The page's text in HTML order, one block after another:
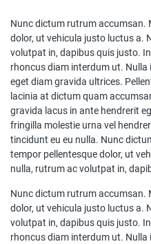
Nunc dictum rutrum accumsan.
dolor, ut vehicula justo luctus a.
volutpat in, dapibus quis justo.
rhoncus diam interdum ut. Nulla
eget diam gravida ultrices.
lacinia at dictum quam
gravida lacus in ante hendrerit
fringilla molestie urna vel
tincidunt eu eu nulla. Nunc
tempor pellentesque dolor, ut
nulla, rutrum ac volutpat in,
Nunc dictum rutrum accumsan.
dolor, ut vehicula justo luctus a.
volutpat in, dapibus quis justo.
rhoncus diam interdum ut. Nulla